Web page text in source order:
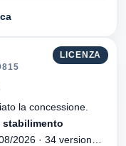
LICENZA
la concessione.
stabilimento